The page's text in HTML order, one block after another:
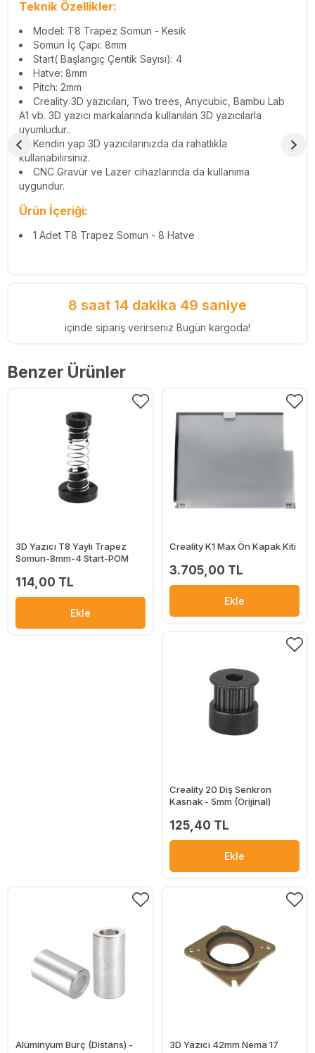
Teknik Özellikler:
Model: T8 Trapez Somun - Kesik
Somun İç Çapı: 8mm
Start( Başlangıç Çentik Sayısı): 4
Hatve: 8mm
Pitch: 2mm
Creality 3D yazıcıları, Two trees, Anycubic, Bambu Lab
A1 vb. 3D yazıcı markalarında kullanılan 3D yazıcılarla
uyumludur..
Kendin yap 3D yazıcılarınızda da rahatlıkla
kullanabilirsiniz.
CNC Gravür ve Lazer cihazlarında da kullanıma
uygundur.
Ürün İçeriği:
1 Adet T8 Trapez Somun - 8 Hatve
8 saat 14 dakika 48 saniye
içinde sipariş verirseniz Bugün kargoda!
Benzer Ürünler
3D Yazıcı T8 Yaylı Trapez
Somun-8mm-4 Start-POM
114,00 TL
Ekle
Creality K1 Max Ön Kapak Kiti
3.705,00 TL
Ekle
Creality 20 Diş Senkron
Kasnak - 5mm (Orijinal)
125,40 TL
Ekle
Alüminyum Burç (Distans) -
3D Yazıcı 42mm Nema 17